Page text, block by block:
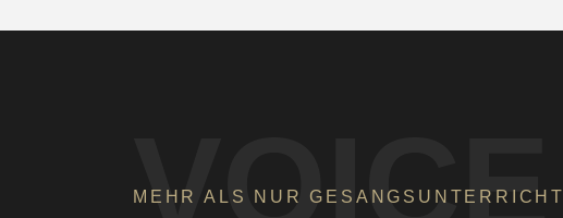
VOICE
MEHR ALS NUR GESANGSUNTERRICHT